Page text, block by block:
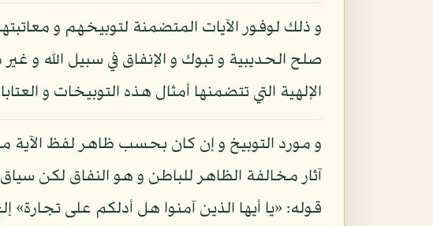
و ذلك لوفور الآيات المتضمنة لتوبيخهم و
صلح الحديبية و تبوك و الإنفاق في سبيل الله و
الإلهية التي تتضمنها أمثال هذه التوبيخات و
و مورد التوبيخ و إن كان بحسب ظاهر لفظ
آثار مخالفة الظاهر للباطن و هو النفاق لكن
قوله: «يا أيها الذين آمنوا هل أدلكم على